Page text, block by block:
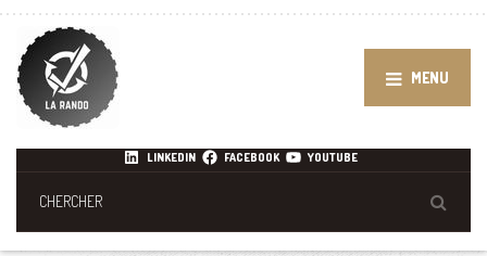
MENU
LINKEDIN FACEBOOK YOUTUBE